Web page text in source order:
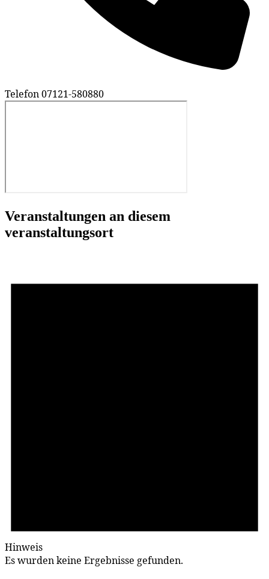
Telefon07121-580880
Veranstaltungen an diesem
veranstaltungsort
Hinweis
Es wurden keine Ergebnisse gefunden.